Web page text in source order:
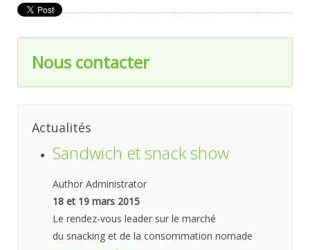
Nous contacter
Actualités
Sandwich et snack show
Author Administrator
18 et 19 mars 2015
Le rendez-vous leader sur le marché
du snacking et de la consommation nomade